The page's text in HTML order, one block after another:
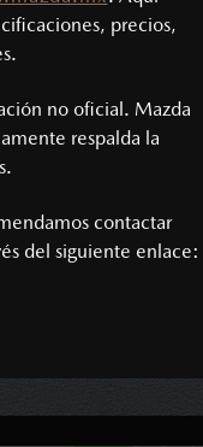
precios,
no oficial. Mazda
respalda la
contactar
del siguiente enlace:
PRUEBA